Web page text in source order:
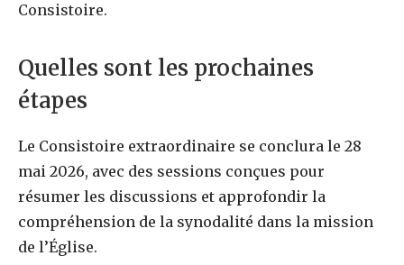
Consistoire.
Quelles sont les prochaines
étapes
Le Consistoire extraordinaire se conclura le 28
mai 2026, avec des sessions conçues pour
résumer les discussions et approfondir la
compréhension de la synodalité dans la mission
de l’Église.